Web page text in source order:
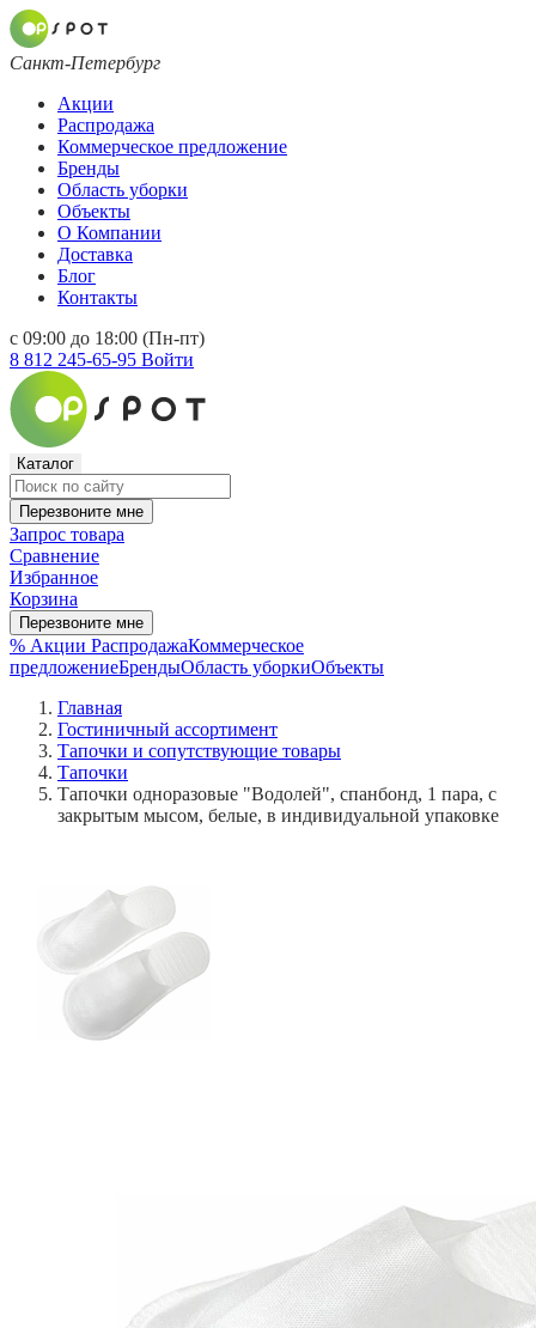
Санкт-Петербург
Акции
Распродажа
Коммерческое предложение
Бренды
Область уборки
Объекты
О Компании
Доставка
Блог
Контакты
с 09:00 до 18:00 (Пн-пт)
8 812 245-65-95 Войти
Каталог
Перезвоните мне
Запрос товара
Сравнение
Избранное
Корзина
Перезвоните мне
% Акции РаспродажаКоммерческое
предложениеБрендыОбласть уборкиОбъекты
Главная
Гостиничный ассортимент
Тапочки и сопутствующие товары
Тапочки
Тапочки одноразовые "Водолей", спанбонд, 1 пара, с
закрытым мысом, белые, в индивидуальной упаковке